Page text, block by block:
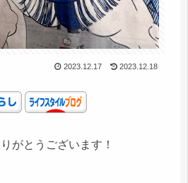
2023.12.17 2023.12.18
がとうございます！